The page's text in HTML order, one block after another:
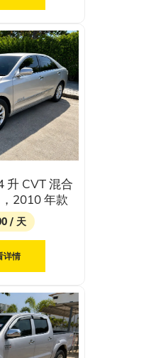
升 CVT 混合
2010 年款
/ 天
详情